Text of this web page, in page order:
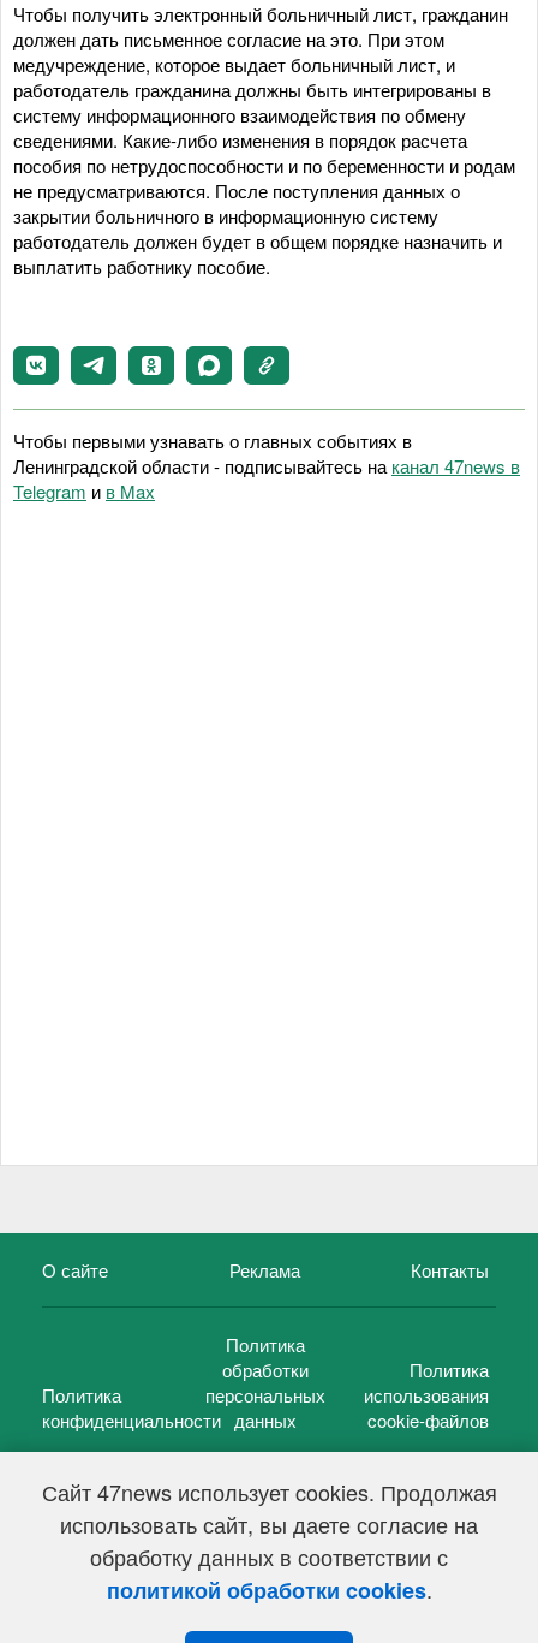
Сайт 47news использует cookies. Продолжая
использовать сайт, вы даете согласие на
обработку данных в соответствии с
политикой обработки cookies.
Чтобы получить электронный больничный лист, гражданин
должен дать письменное согласие на это. При этом
медучреждение, которое выдает больничный лист, и
работодатель гражданина должны быть интегрированы в
систему информационного взаимодействия по обмену
сведениями. Какие-либо изменения в порядок расчета
пособия по нетрудоспособности и по беременности и родам
не предусматриваются. После поступления данных о
закрытии больничного в информационную систему
работодатель должен будет в общем порядке назначить и
выплатить работнику пособие.
Чтобы первыми узнавать о главных событиях в
Ленинградской области - подписывайтесь на канал 47news в
Telegram и в Maх
О сайте Реклама Контакты
Политика
конфиденциальности
Политика
обработки
персональных
данных
Политика
использования
cookie-файлов
47 новостей (47 news)2005 — 2026 г.
Свидетельство о регистрации СМИ Эл № ФС 77-39848, выдано
Федеральной службой по надзору в сфере связи,
информационных технологий и массовых коммуникаций